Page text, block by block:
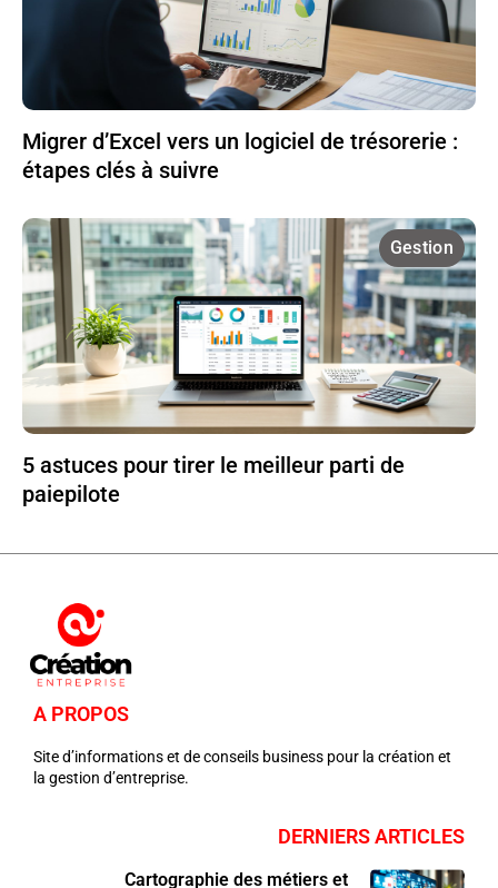
Migrer d’Excel vers un logiciel de trésorerie :
étapes clés à suivre
Gestion
5 astuces pour tirer le meilleur parti de
paiepilote
A PROPOS
Site d’informations et de conseils business pour la création et
la gestion d’entreprise.
DERNIERS ARTICLES
Cartographie des métiers et